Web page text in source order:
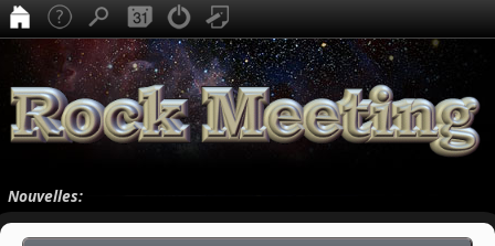
Nouvelles: